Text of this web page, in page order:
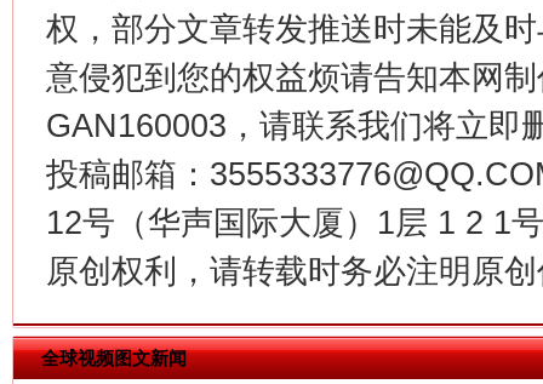
权，部分文章转发推送时未能及
意侵犯到您的权益烦请告知本网
GAN160003，请联系我们将立即
投稿邮箱：
12号（华声国际大厦）1层 1 2 1
原创权利，请转载时务必注明原
全球视频图文新闻
在谋一域中谋全局
习近平的博鳌关键词